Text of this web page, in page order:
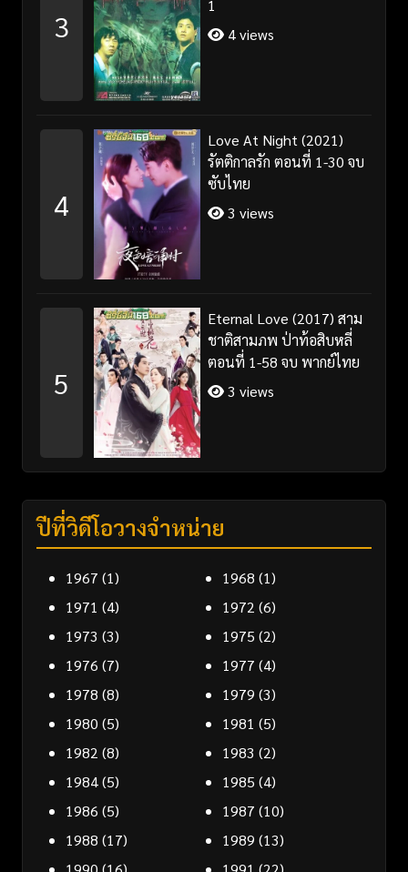
3
1
4 views
4
Love At Night (2021)
รัตติกาลรัก ตอนที่ 1-30 จบ
ซับไทย
3 views
5
Eternal Love (2017) สาม
ชาติสามภพ ป่าท้อสิบหลี่
ตอนที่ 1-58 จบ พากย์ไทย
3 views
ปีที่วิดีโอวางจำหน่าย
1967 (1) 1968 (1)
1971 (4) 1972 (6)
1973 (3) 1975 (2)
1976 (7) 1977 (4)
1978 (8) 1979 (3)
1980 (5) 1981 (5)
1982 (8) 1983 (2)
1984(5) 1985 (4)
1986 (5) 1987 (10)
1988 (17) 1989 (13)